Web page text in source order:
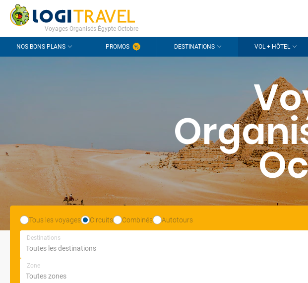
CONTACT QUESTIONS FRÉQUENTES
Voyages Organisés Égypte Octobre
NOS BONS PLANS PROMOS DESTINATIONS VOL + HÔTEL
Tous les voyages Circuits Combinés Autotours
Destinations
Zone